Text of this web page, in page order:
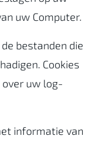
uw Computer.
bestanden die
Cookies
uw log-
informatie van